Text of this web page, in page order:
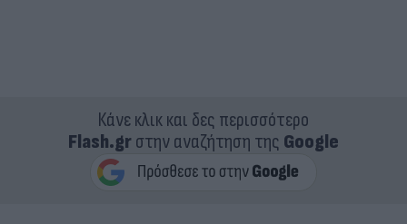
Κάνε κλικ και δες περισσότερο
Flash.grστην αναζήτηση της Google